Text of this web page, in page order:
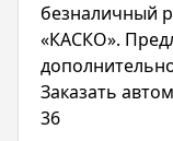
безналичный
«КАСКО».
Заказать
36